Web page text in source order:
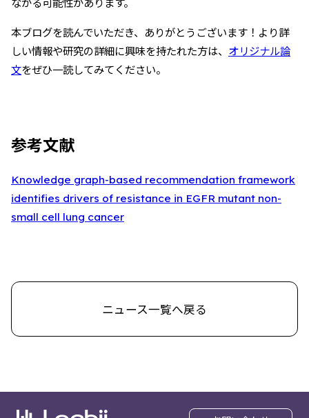
ながる可能性があります。
本ブログを読んでいただき、ありがとうございます！より詳
しい情報や研究の詳細に興味を持たれた方は、 オリジナル論
文をぜひ一読してみてください。
参考文献
Knowledge graph-based recommendation framework
identifies drivers of resistance in EGFR mutant non-
small cell lung cancer
ニュース一覧へ戻る